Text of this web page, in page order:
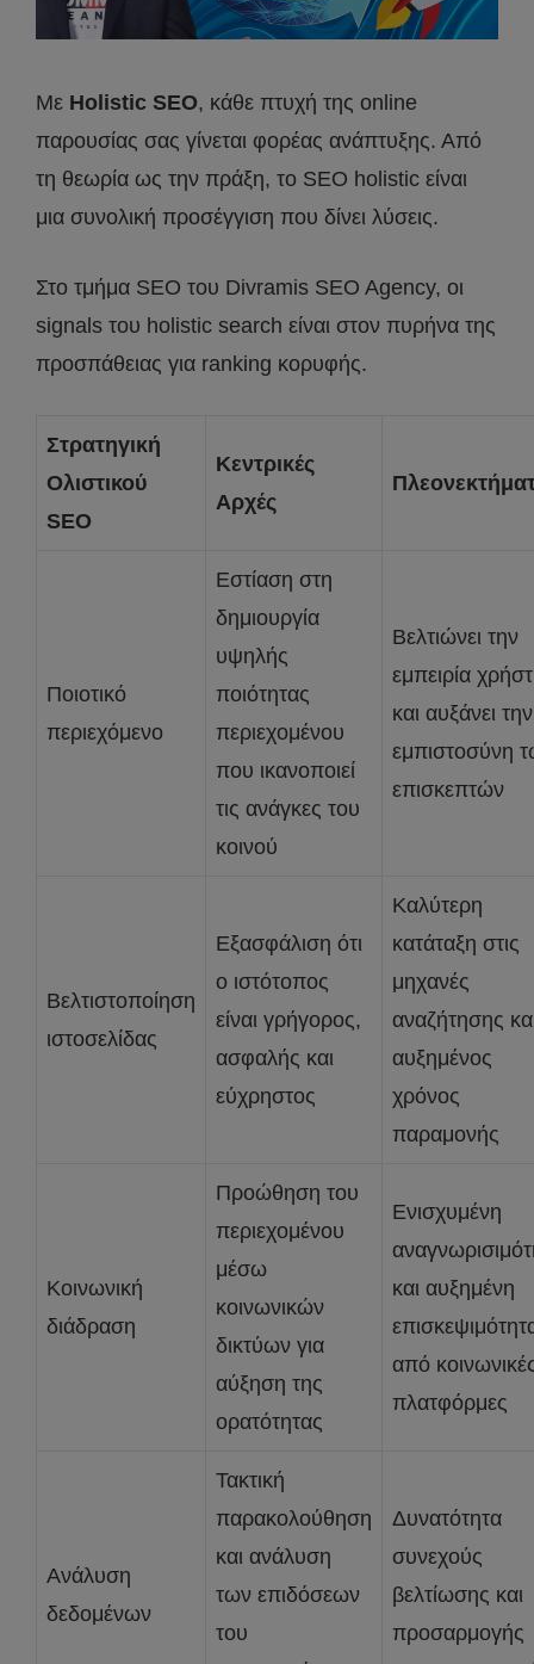
Με Holistic SEO, κάθε πτυχή της online
παρουσίας σας γίνεται φορέας ανάπτυξης. Από
τη θεωρία ως την πράξη, το SEO holistic είναι
μια συνολική προσέγγιση που δίνει λύσεις.
Στο τμήμα SEO του Divramis SEO Agency, οι
signals του holistic search είναι στον πυρήνα της
προσπάθειας για ranking κορυφής.
Στρατηγική
Ολιστικού
SEO
Κεντρικές
Αρχές
Ποιοτικό
περιεχόμενο
Εστίαση στη
δημιουργία
υψηλής
ποιότητας
περιεχομένου
που ικανοποιεί
τις ανάγκες του
κοινού
Βελτιώνει την
εμπειρία
και αυξάνει την
εμπιστοσύνη
επισκεπτών
Βελτιστοποίηση
ιστοσελίδας
Εξασφάλιση ότι
ο ιστότοπος
είναι γρήγορος,
ασφαλής και
εύχρηστος
Καλύτερη
κατάταξη στις
μηχανές
αναζήτησης
αυξημένος
χρόνος
παραμονής
Κοινωνική
διάδραση
Προώθηση του
περιεχομένου
μέσω
κοινωνικών
δικτύων για
αύξηση της
ορατότητας
Ενισχυμένη
και αυξημένη
από
πλατφόρμες
Ανάλυση
δεδομένων
Τακτική
παρακολούθηση
και ανάλυση
των επιδόσεων
του
Δυνατότητα
συνεχούς
βελτίωσης και
προσαρμογής